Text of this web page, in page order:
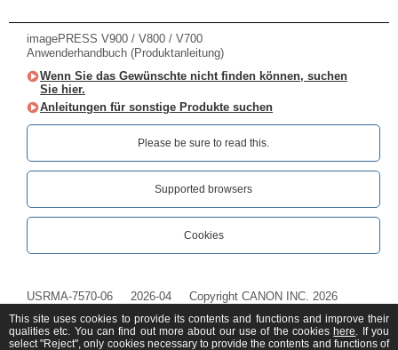
imagePRESS V900 / V800 / V700
Anwenderhandbuch (Produktanleitung)
Wenn Sie das Gewünschte nicht finden können, suchen
Sie hier.
Anleitungen für sonstige Produkte suchen
Please be sure to read this.‎
Supported browsers
Cookies
USRMA-7570-06 2026-04 Copyright CANON INC. 2026
This site uses cookies to provide its contents and functions and improve their
qualities etc. You can find out more about our use of the cookies here. If you
select "Reject", only cookies necessary to provide the contents and functions of